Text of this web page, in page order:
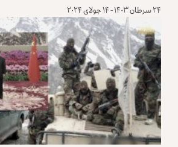
۲۴ سرطان ۱۴۰۳ - ۱۴ جولای ۲۰۲۴